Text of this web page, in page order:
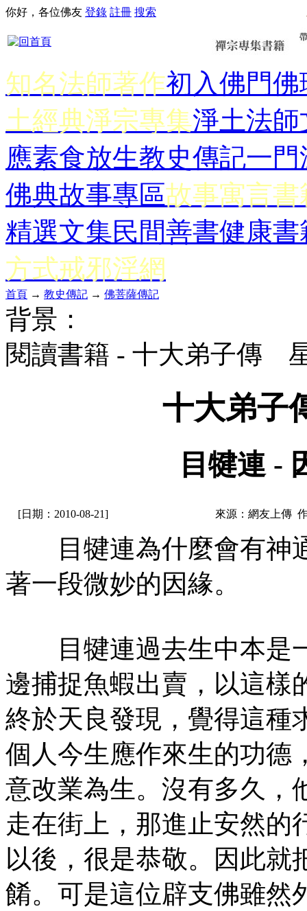
你好，各位佛友 登錄 註冊 搜索
知名法師著作初入佛門佛
土經典淨宗專集淨土法師
應素食放生教史傳記一門
佛典故事專區故事寓言書
精選文集民間善書健康書
方式戒邪淫網
首頁 → 教史傳記 → 佛菩薩傳記
背景：
閱讀書籍 - 十大弟子傳
十大弟
目犍連 -
[日期：2010-08-21] 來源：網友上傳
目犍連為什麼會有神
著一段微妙的因緣。
目犍連過去生中本是
邊捕捉魚蝦出賣，以這樣
終於天良發現，覺得這種
個人今生應作來生的功德
意改業為生。沒有多久，
走在街上，那進止安然的
以後，很是恭敬。因此就
餚。可是這位辟支佛雖然